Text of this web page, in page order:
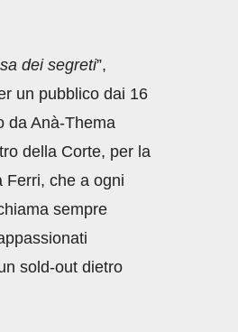
dei segreti”,
un pubblico dai 16
da Anà-Thema
della Corte, per la
Ferri, che a ogni
sempre
sold-out dietro